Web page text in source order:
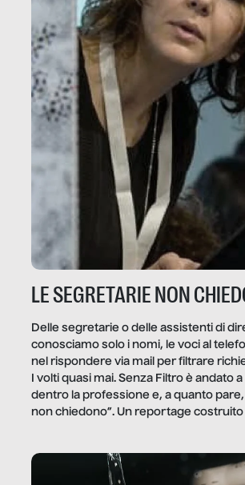
LE SEGRETARIE NON
Delle segretarie o delle assistenti di
conosciamo solo i nomi, le voci al
nel rispondere via mail per filtrare
I volti quasi mai. Senza Filtro è andato
dentro la professione e, a quanto
non chiedono”. Un reportage